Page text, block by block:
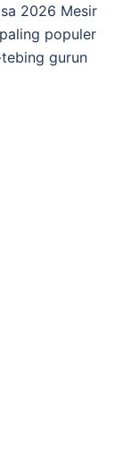
2026 Mesir
populer
gurun